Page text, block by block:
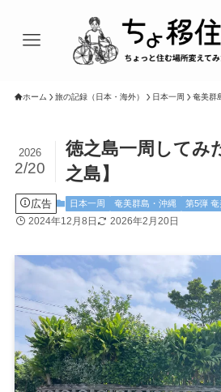
ホーム 旅の記録（日本・海外） 日本一周 奄美群
徳之島一周してみ
之島】
2026
2/20
広告 日本一周 奄美群島・沖縄 第5弾
2024年12月8日 2026年2月20日